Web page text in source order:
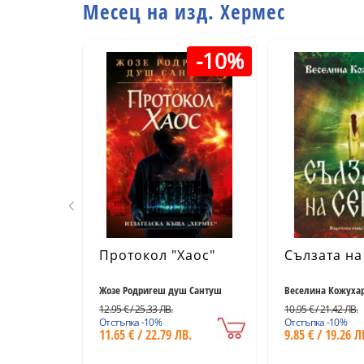
Месец на изд. Хермес
-10%
Протокол "Хаос"
Жозе Родригеш душ Сантуш
12.95 € / 25.33 ЛВ.
Отстъпка -10%
11.65 € / 22.79 ЛВ.
Сълзата
Веселина
10.95 € / 21.42 ЛВ.
Отстъпка -10%
9.85 € / 19.26